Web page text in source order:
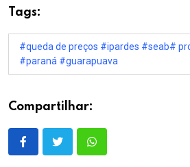
Tags:
#queda de preços #ipardes #seab#
#paraná #guarapuava
Compartilhar: